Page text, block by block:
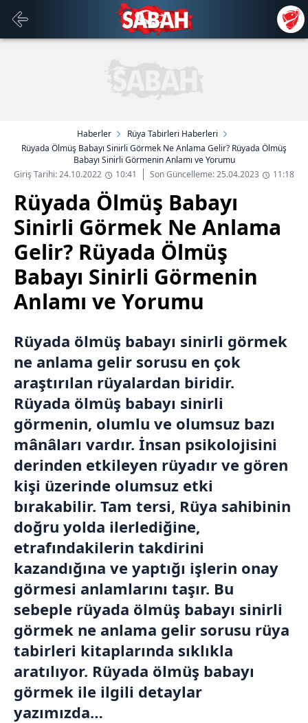
Haberler
Rüya Tabirleri Haberleri
Rüyada Ölmüş Babayı Sinirli Görmek Ne Anlama Gelir? Rüyada Ölmüş
Babayı Sinirli Görmenin Anlamı ve Yorumu
Giriş Tarihi: 24.10.2022
10:41 Son Güncelleme: 25.04.2023 11:18
Rüyada Ölmüş Babayı
Sinirli Görmek Ne Anlama
Gelir? Rüyada Ölmüş
Babayı Sinirli Görmenin
Anlamı ve Yorumu
Rüyada ölmüş babayı sinirli görmek
ne anlama gelir sorusu en çok
araştırılan rüyalardan biridir.
Rüyada ölmüş babayı sinirli
görmenin, olumlu ve olumsuz bazı
mânâları vardır. İnsan psikolojisini
derinden etkileyen rüyadır ve gören
kişi üzerinde olumsuz etki
bırakabilir. Tam tersi, Rüya sahibinin
doğru yolda ilerlediğine,
etrafındakilerin takdirini
kazandığına ve yaptığı işlerin onay
görmesi anlamlarını taşır. Bu
sebeple rüyada ölmüş babayı sinirli
görmek ne anlama gelir sorusu rüya
tabirleri kitaplarında sıklıkla
aratılıyor. Rüyada ölmüş babayı
görmek ile ilgili detaylar
yazımızda…